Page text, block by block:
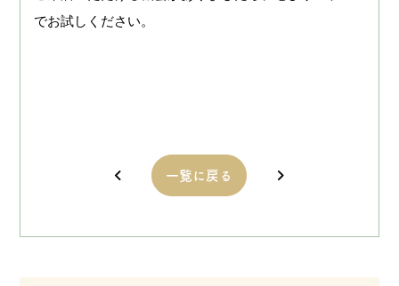
でお試しください。
一覧に戻る